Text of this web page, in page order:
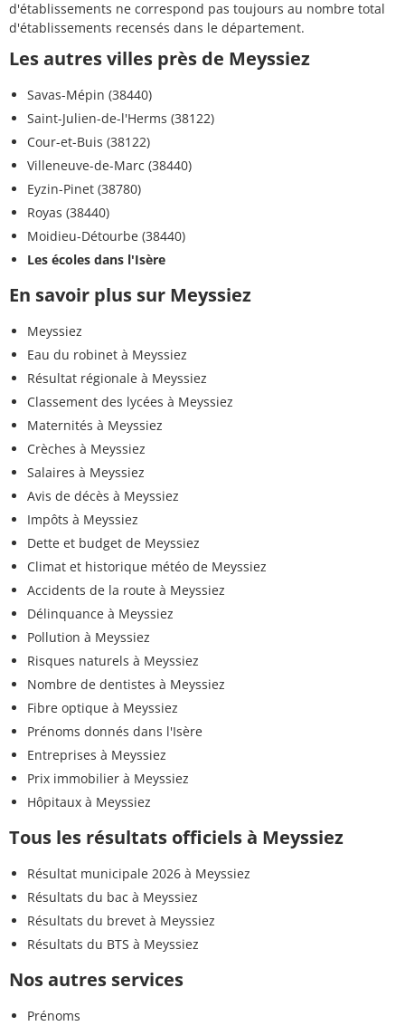
d'établissements ne correspond pas toujours au nombre total
d'établissements recensés dans le département.
Les autres villes près de Meyssiez
Savas-Mépin (38440)
Saint-Julien-de-l'Herms (38122)
Cour-et-Buis (38122)
Villeneuve-de-Marc (38440)
Eyzin-Pinet (38780)
Royas (38440)
Moidieu-Détourbe (38440)
Les écoles dans l'Isère
En savoir plus sur Meyssiez
Meyssiez
Eau du robinet à Meyssiez
Résultat régionale à Meyssiez
Classement des lycées à Meyssiez
Maternités à Meyssiez
Crèches à Meyssiez
Salaires à Meyssiez
Avis de décès à Meyssiez
Impôts à Meyssiez
Dette et budget de Meyssiez
Climat et historique météo de Meyssiez
Accidents de la route à Meyssiez
Délinquance à Meyssiez
Pollution à Meyssiez
Risques naturels à Meyssiez
Nombre de dentistes à Meyssiez
Fibre optique à Meyssiez
Prénoms donnés dans l'Isère
Entreprises à Meyssiez
Prix immobilier à Meyssiez
Hôpitaux à Meyssiez
Tous les résultats officiels à Meyssiez
Résultat municipale 2026 à Meyssiez
Résultats du bac à Meyssiez
Résultats du brevet à Meyssiez
Résultats du BTS à Meyssiez
Nos autres services
Prénoms